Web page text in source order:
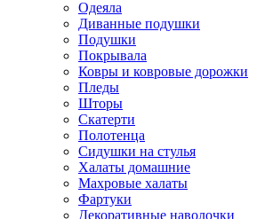
Одеяла
Диванные подушки
Подушки
Покрывала
Ковры и ковровые дорожки
Пледы
Шторы
Скатерти
Полотенца
Сидушки на стулья
Халаты домашние
Махровые халаты
Фартуки
Декоративные наволочки